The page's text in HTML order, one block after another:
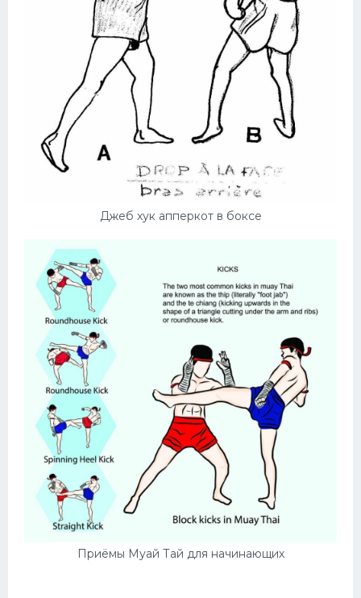
Джеб хук апперкот в боксе
Приёмы Муай Тай для начинающих